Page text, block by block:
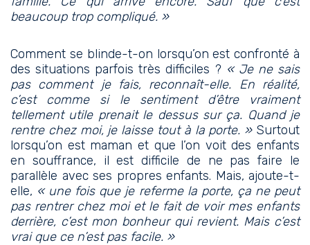
beaucoup trop compliqué. »
Comment se blinde-t-on lorsqu’on est confronté à
des situations parfois très difficiles ? « Je ne sais
pas comment je fais, reconnaît-elle. En réalité,
c’est comme si le sentiment d’être vraiment
tellement utile prenait le dessus sur ça. Quand je
rentre chez moi, je laisse tout à la porte. »Surtout
lorsqu’on est maman et que l’on voit des enfants
en souffrance, il est difficile de ne pas faire le
parallèle avec ses propres enfants. Mais, ajoute-t-
elle, « une fois que je referme la porte, ça ne peut
pas rentrer chez moi et le fait de voir mes enfants
derrière, c’est mon bonheur qui revient. Mais c’est
vrai que ce n’est pas facile. »